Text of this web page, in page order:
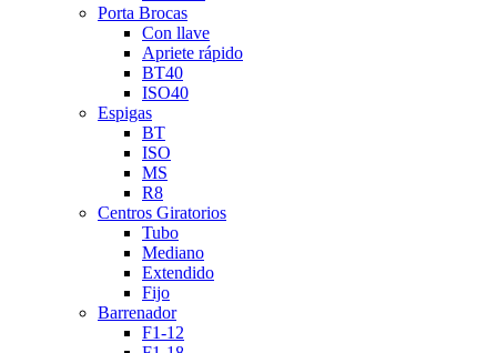
Porta Brocas
Con llave
Apriete rápido
BT40
ISO40
Espigas
BT
ISO
MS
R8
Centros Giratorios
Tubo
Mediano
Extendido
Fijo
Barrenador
F1-12